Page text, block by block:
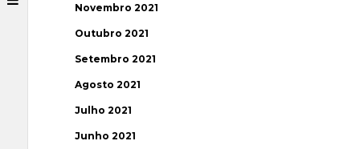
Novembro 2021
Outubro 2021
Setembro 2021
Agosto 2021
Julho 2021
Junho 2021